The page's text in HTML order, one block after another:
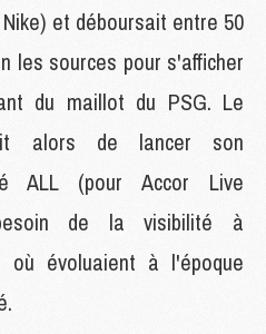
et déboursait entre 50
les sources pour s'afficher
du maillot du PSG. Le
alors de lancer son
ALL (pour Accor Live
de la visibilité à
où évoluaient à l'époque